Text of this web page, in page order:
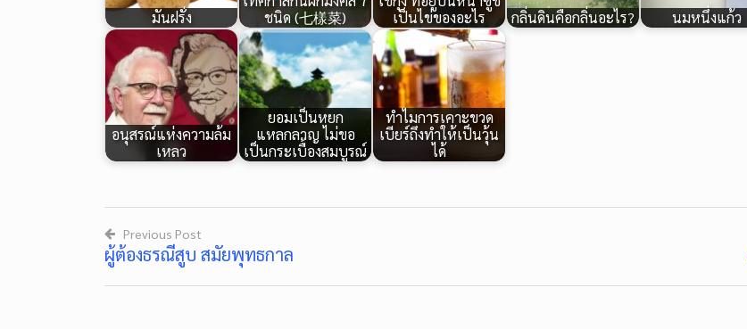
มันฝรั่ง
ชนิด (七樣菜)
เป็นไข่ของอะไร
กลิ่นดินคือกลิ่นอะไร? นมหนึ่งแก้ว
อนุสรณ์แห่งความล้ม
เหลว
ยอมเป็นหยก
แหลกลาญ ไม่ขอ
เป็นกระเบื้องสมบูรณ์
ทำไมการเคาะขวด
เบียร์ถึงทำให้เป็นวุ้น
ได้
Post
navigation
Previous Post
ผู้ต้องธรณีสูบ สมัยพุทธกาล